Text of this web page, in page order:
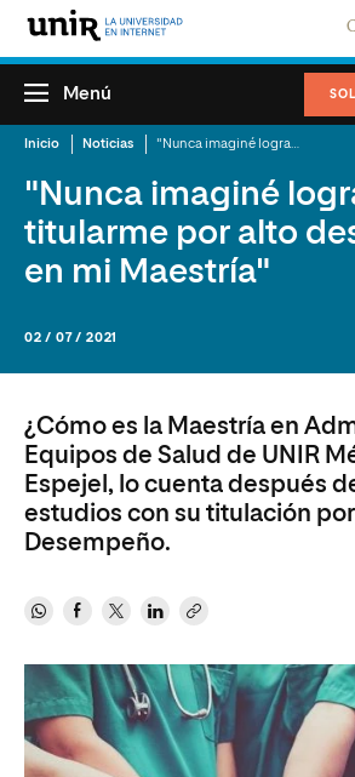
Menú
Inicio Noticias
"Nunca imaginé
titularme por alto
en mi Maestría"
02 / 07 / 2021
¿Cómo es la Maestría en
Equipos de Salud de UNIR
Espejel, lo cuenta después
estudios con su titulación
Desempeño.